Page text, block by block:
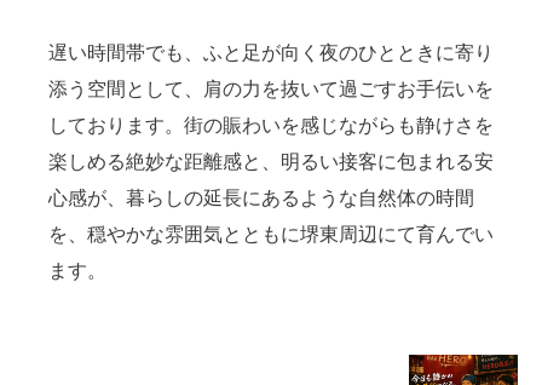
遅い時間帯でも、ふと足が向く夜のひとときに寄り
添う空間として、肩の力を抜いて過ごすお手伝いを
しております。街の賑わいを感じながらも静けさを
楽しめる絶妙な距離感と、明るい接客に包まれる安
心感が、暮らしの延長にあるような自然体の時間
を、穏やかな雰囲気とともに堺東周辺にて育んでい
ます。